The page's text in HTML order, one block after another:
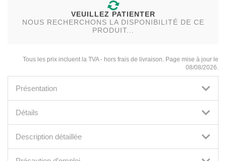
VEUILLEZ PATIENTER
NOUS RECHERCHONS LA DISPONIBILITÉ DE CE
PRODUIT...
Tous les prix incluent la TVA - hors frais de livraison. Page mise à jour le
08/08/2026.
Présentation
Détails
Description détaillée